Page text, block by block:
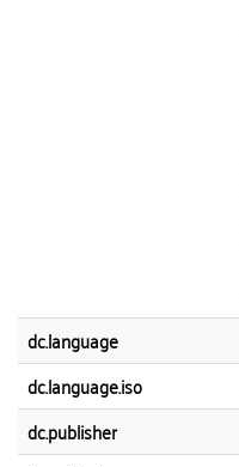
dc.language
dc.language.iso
dc.publisher